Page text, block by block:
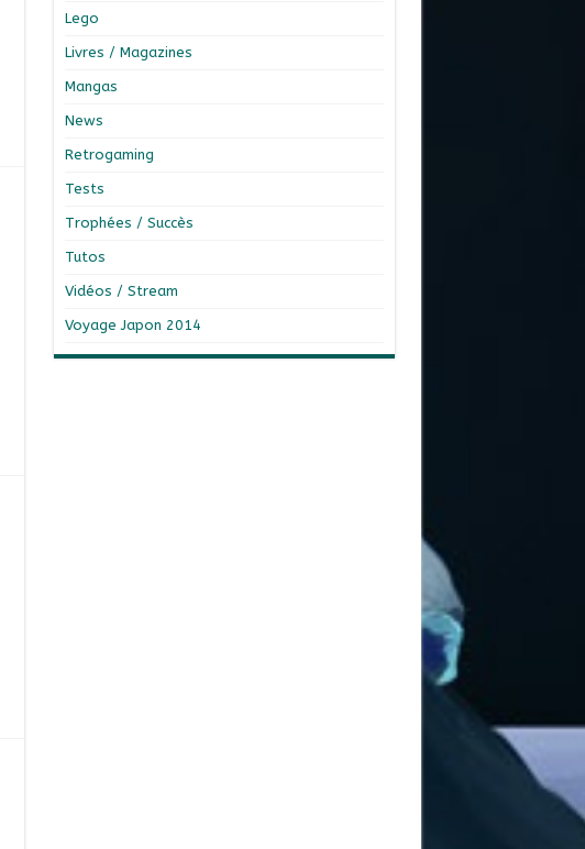
Lego
Livres / Magazines
Mangas
News
Retrogaming
Tests
Trophées / Succès
Tutos
Vidéos / Stream
Voyage Japon 2014